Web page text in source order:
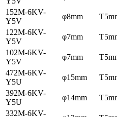
152M-6KV-
Y5V
φ8mm
122M-6KV-
Y5V
φ7mm
102M-6KV-
Y5V
φ7mm
472M-6KV-
Y5U
φ15mm
392M-6KV-
Y5U
φ14mm
332M-6KV-